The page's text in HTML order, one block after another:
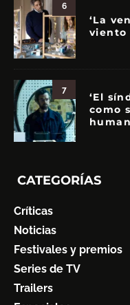
6
‘La
viento
7
‘El
como
CATEGORÍAS
Críticas
Noticias
Festivales y premios
Series de TV
Trailers